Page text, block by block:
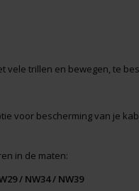
vele trillen en bewegen, te
voor bescherming van je
in de maten:
/ NW34 / NW39